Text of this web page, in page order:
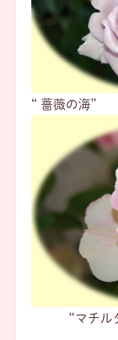
“ 薔薇の海”
“マチル